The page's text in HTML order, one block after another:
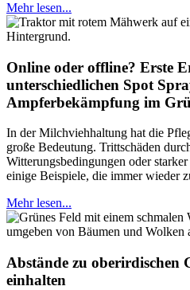
Mehr lesen...
Online oder offline? Erste
unterschiedlichen Spot
Ampferbekämpfung im
In der Milchviehhaltung hat die
große Bedeutung. Trittschäden
Witterungsbedingungen oder
einige Beispiele, die immer wieder
Mehr lesen...
Abstände zu oberirdischen
einhalten